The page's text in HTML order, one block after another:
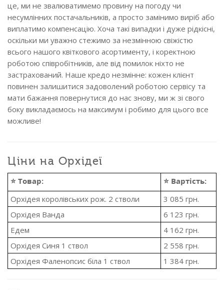
це, ми не звалюватимемо провину на погоду чи
несумлінних постачальників, а просто замінимо виріб або
виплатимо компенсацію. Хоча такі випадки і дуже рідкісні,
оскільки ми уважно стежимо за незмінною свіжістю
всього нашого квіткового асортименту, і коректною
роботою співробітників, але від помилок ніхто не
застрахований. Наше кредо незмінне: кожен клієнт
повинен залишитися задоволений роботою сервісу та
мати бажання повернутися до нас знову, ми ж зі свого
боку викладаємось на максимум і робимо для цього все
можливе!
Ціни на Орхідеї
⭐ Товар:
⭐ Вартість:
Орхідея королівських рож. 2 стволи
3 085 грн.
Орхідея Ванда
6 123 грн.
Едем
4 162 грн.
Орхідея Синя 1 ствол
2 558 грн.
Орхідея Фаленопсис біла 1 ствол
1 384 грн.